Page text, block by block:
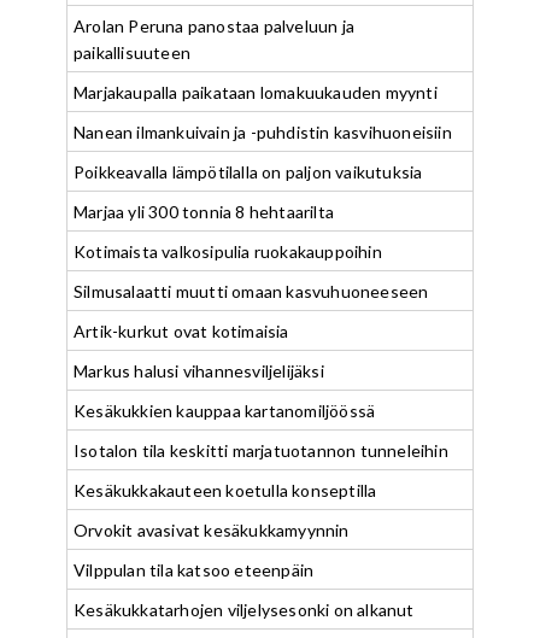
Arolan Peruna panostaa palveluun ja
paikallisuuteen
Marjakaupalla paikataan lomakuukauden myynti
Nanean ilmankuivain ja -puhdistin kasvihuoneisiin
Poikkeavalla lämpötilalla on paljon vaikutuksia
Marjaa yli 300 tonnia 8 hehtaarilta
Kotimaista valkosipulia ruokakauppoihin
Silmusalaatti muutti omaan kasvuhuoneeseen
Artik-kurkut ovat kotimaisia
Markus halusi vihannesviljelijäksi
Kesäkukkien kauppaa kartanomiljöössä
Isotalon tila keskitti marjatuotannon tunneleihin
Kesäkukkakauteen koetulla konseptilla
Orvokit avasivat kesäkukkamyynnin
Vilppulan tila katsoo eteenpäin
Kesäkukkatarhojen viljelysesonki on alkanut